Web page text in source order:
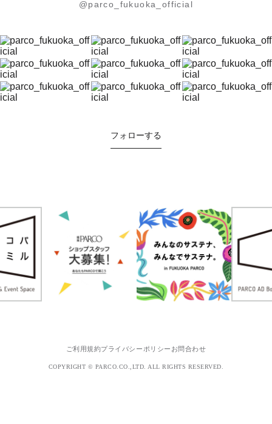
@parco_fukuoka_official
フォローする
ご利用規約プライバシーポリシー お問合わせ
COPYRIGHT © PARCO.CO.,LTD. ALL RIGHTS RESERVED.